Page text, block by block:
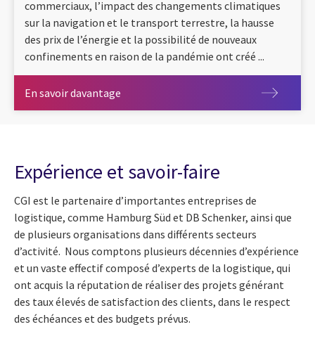
commerciaux, l’impact des changements climatiques
sur la navigation et le transport terrestre, la hausse
des prix de l’énergie et la possibilité de nouveaux
confinements en raison de la pandémie ont créé ...
En savoir davantage
Expérience et savoir-faire
CGI est le partenaire d’importantes entreprises de
logistique, comme Hamburg Süd et DB Schenker, ainsi que
de plusieurs organisations dans différents secteurs
d’activité. Nous comptons plusieurs décennies d’expérience
et un vaste effectif composé d’experts de la logistique, qui
ont acquis la réputation de réaliser des projets générant
des taux élevés de satisfaction des clients, dans le respect
des échéances et des budgets prévus.